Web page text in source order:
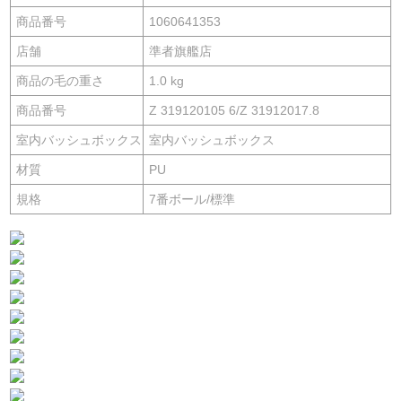
商品番号 1060641353
店舗 準者旗艦店
商品の毛の重さ 1.0 kg
商品番号 Z 319120105 6/Z 31912017.8
室内バッシュボックス 室内バッシュボックス
材質 PU
規格 7番ボール/標準